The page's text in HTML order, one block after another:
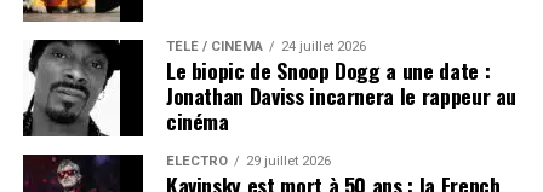
TÉLÉ / CINÉMA 24 juillet 2026
Le biopic de Snoop Dogg a une date :
Jonathan Daviss incarnera le rappeur au
cinéma
ÉLECTRO 29 juillet 2026
Kavinsky est mort à 50 ans : la French